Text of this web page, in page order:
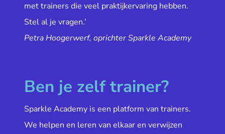
met trainers die veel praktijkervaring hebben.
Stel al je vragen.’
Petra Hoogerwerf, oprichter Sparkle Academy
Ben je zelf trainer?
Sparkle Academy is een platform van trainers.
We helpen en leren van elkaar en verwijzen